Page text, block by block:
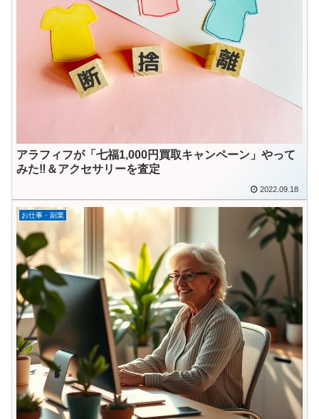
アラフィフが「七福1,000円買取キャンペーン」やって
みた‼＆アクセサリーを査定
2022.09.18
お仕事・副業